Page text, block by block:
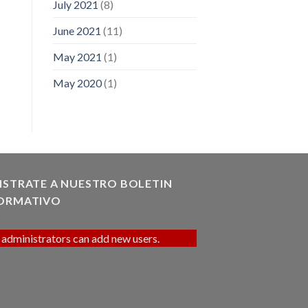
July 2021 (8)
June 2021 (11)
May 2021 (1)
May 2020(1)
A NUESTRO BOLETIN
can add new users.